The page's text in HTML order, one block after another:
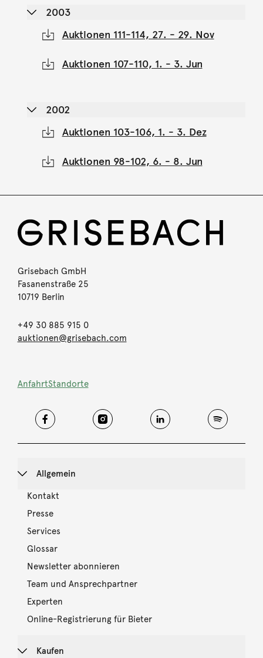
2003
Auktionen 111-114, 27. - 29. Nov
Auktionen 107-110, 1. - 3. Jun
2002
Auktionen 103-106, 1. - 3. Dez
Auktionen 98-102, 6. - 8. Jun
Grisebach GmbH
Fasanenstraße 25
10719 Berlin
+49 30 885 915 0
auktionen@grisebach.com
AnfahrtStandorte
Allgemein
Kontakt
Presse
Services
Glossar
Newsletter abonnieren
Team und Ansprechpartner
Experten
Online-Registrierung für Bieter
Kaufen